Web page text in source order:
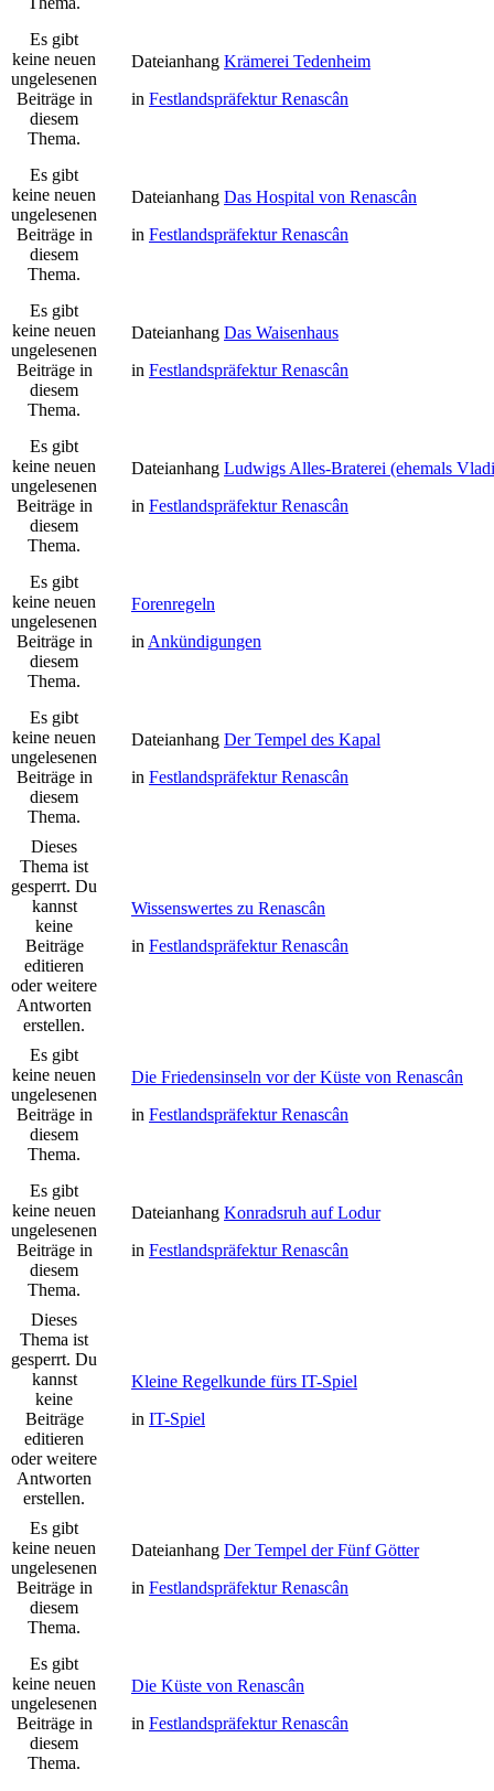
Es gibt
keine neuen
ungelesenen
Beiträge in
diesem
Thema.
Dateianhang Krämerei Tedenheim
in Festlandspräfektur Renascân
Es gibt
keine neuen
ungelesenen
Beiträge in
diesem
Thema.
Dateianhang Das Hospital von Renascân
in Festlandspräfektur Renascân
Es gibt
keine neuen
ungelesenen
Beiträge in
diesem
Thema.
Dateianhang Das Waisenhaus
in Festlandspräfektur Renascân
Es gibt
keine neuen
ungelesenen
Beiträge in
diesem
Thema.
Dateianhang Ludwigs Alles-Braterei (ehemals
in Festlandspräfektur Renascân
Es gibt
keine neuen
ungelesenen
Beiträge in
diesem
Thema.
Forenregeln
in Ankündigungen
Es gibt
keine neuen
ungelesenen
Beiträge in
diesem
Thema.
Dateianhang Der Tempel des Kapal
in Festlandspräfektur Renascân
Dieses
Thema ist
gesperrt. Du
kannst
keine
Beiträge
editieren
oder weitere
Antworten
erstellen.
Wissenswertes zu Renascân
in Festlandspräfektur Renascân
Es gibt
keine neuen
ungelesenen
Beiträge in
diesem
Thema.
Die Friedensinseln vor der Küste von Renascân
in Festlandspräfektur Renascân
Es gibt
keine neuen
ungelesenen
Beiträge in
diesem
Thema.
Dateianhang Konradsruh auf Lodur
in Festlandspräfektur Renascân
Dieses
Thema ist
gesperrt. Du
kannst
keine
Beiträge
editieren
oder weitere
Antworten
erstellen.
Kleine Regelkunde fürs IT-Spiel
in IT-Spiel
Es gibt
keine neuen
ungelesenen
Beiträge in
diesem
Thema.
Dateianhang Der Tempel der Fünf Götter
in Festlandspräfektur Renascân
Es gibt
keine neuen
ungelesenen
Beiträge in
diesem
Thema.
Die Küste von Renascân
in Festlandspräfektur Renascân